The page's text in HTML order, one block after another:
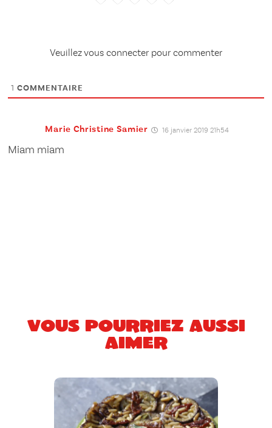
Veuillez vous connecter pour commenter
1 COMMENTAIRE
Marie Christine Samier 16 janvier 2019 21h54
Miam miam
Vous pourriez aussi
aimer